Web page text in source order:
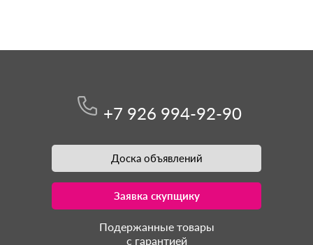
+7 926 994-92-90
Доска объявлений
Заявка скупщику
Подержанные товары
с гарантией